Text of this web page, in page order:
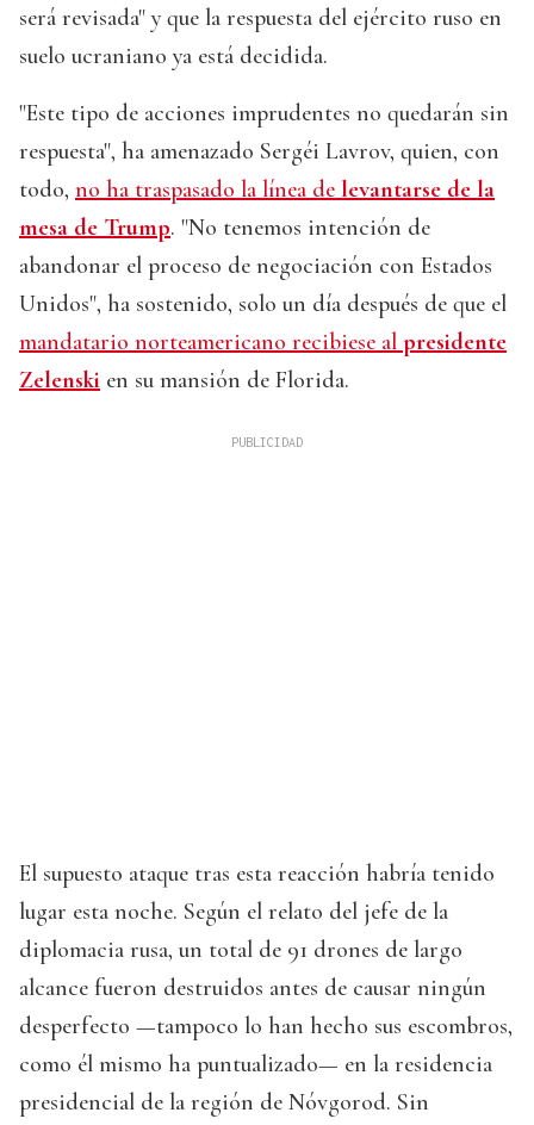
será revisada" y que la respuesta del ejército ruso en
suelo ucraniano ya está decidida.
"Este tipo de acciones imprudentes no quedarán sin
respuesta", ha amenazado Sergéi Lavrov, quien, con
todo, no ha traspasado la línea de levantarse de la
mesa de Trump. "No tenemos intención de
abandonar el proceso de negociación con Estados
Unidos", ha sostenido, solo un día después de que el
mandatario norteamericano recibiese al presidente
Zelenski en su mansión de Florida.
El supuesto ataque tras esta reacción habría tenido
lugar esta noche. Según el relato del jefe de la
diplomacia rusa, un total de 91 drones de largo
alcance fueron destruidos antes de causar ningún
desperfecto —tampoco lo han hecho sus escombros,
como él mismo ha puntualizado— en la residencia
presidencial de la región de Nóvgorod. Sin